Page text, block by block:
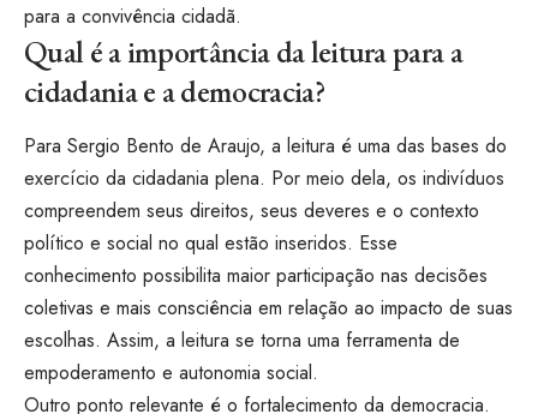
para a convivência cidadã.
Qual é a importância da leitura para a
cidadania e a democracia?
Para Sergio Bento de Araujo, a leitura é uma das bases do
exercício da cidadania plena. Por meio dela, os indivíduos
compreendem seus direitos, seus deveres e o contexto
político e social no qual estão inseridos. Esse
conhecimento possibilita maior participação nas decisões
coletivas e mais consciência em relação ao impacto de suas
escolhas. Assim, a leitura se torna uma ferramenta de
empoderamento e autonomia social.
Outro ponto relevante é o fortalecimento da democracia.